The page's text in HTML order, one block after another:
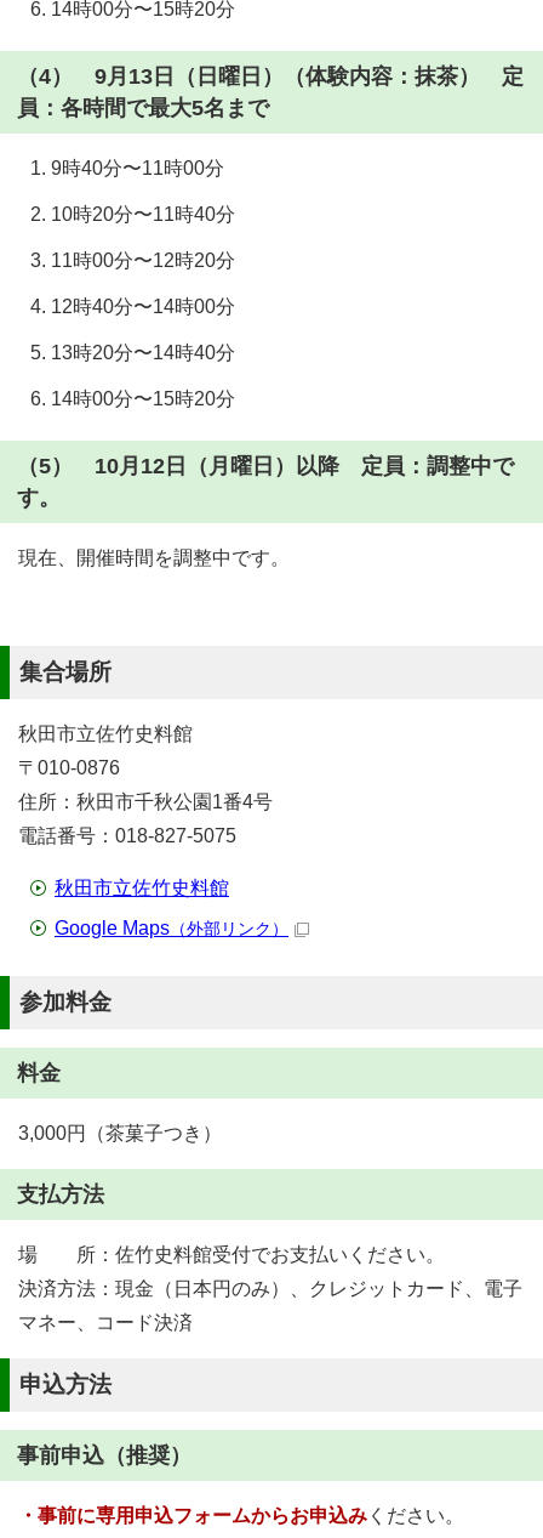
14時00分〜15時20分
（4） 9月13日（日曜日）（体験内容：抹茶） 定
員：各時間で最大5名まで
9時40分〜11時00分
10時20分〜11時40分
11時00分〜12時20分
12時40分〜14時00分
13時20分〜14時40分
14時00分〜15時20分
（5） 10月12日（月曜日）以降 定員：調整中で
す。
現在、開催時間を調整中です。
集合場所
秋田市立佐竹史料館
〒010-0876
住所：秋田市千秋公園1番4号
電話番号：018-827-5075
秋田市立佐竹史料館
Google Maps （外部リンク）
参加料金
料金
3,000円（茶菓子つき）
支払方法
場 所：佐竹史料館受付でお支払いください。
決済方法：現金（日本円のみ）、クレジットカード、電子
マネー、コード決済
申込方法
事前申込（推奨）
・事前に専用申込フォームからお申込み ください。